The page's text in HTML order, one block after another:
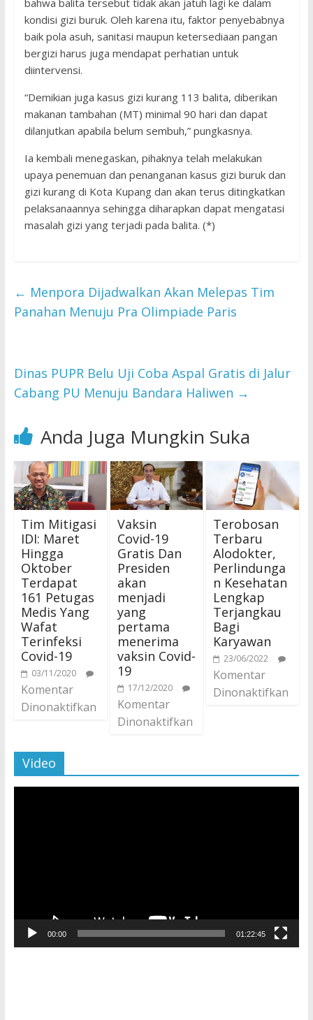
bahwa balita tersebut tidak akan jatuh lagi ke dalam
kondisi gizi buruk. Oleh karena itu, faktor penyebabnya
baik pola asuh, sanitasi maupun ketersediaan pangan
bergizi harus juga mendapat perhatian untuk
diintervensi.
“Demikian juga kasus gizi kurang 113 balita, diberikan
makanan tambahan (MT) minimal 90 hari dan dapat
dilanjutkan apabila belum sembuh,” pungkasnya.
Ia kembali menegaskan, pihaknya telah melakukan
upaya penemuan dan penanganan kasus gizi buruk dan
gizi kurang di Kota Kupang dan akan terus ditingkatkan
pelaksanaannya sehingga diharapkan dapat mengatasi
masalah gizi yang terjadi pada balita. (*)
← Menpora Dijadwalkan Akan Melepas Tim
Panahan Menuju Pra Olimpiade Paris
Dinas PUPR Belu Uji Coba Aspal Gratis di Jalur
Cabang PU Menuju Bandara Haliwen →
Anda Juga Mungkin Suka
Tim Mitigasi
IDI: Maret
Hingga
Oktober
Terdapat
161 Petugas
Medis Yang
Wafat
Terinfeksi
Covid-19
03/11/2020
Komentar
Dinonaktifkan
Vaksin
Covid-19
Gratis Dan
Presiden
akan
menjadi
yang
pertama
menerima
vaksin Covid-
19
17/12/2020
Komentar
Dinonaktifkan
Terobosan
Terbaru
Alodokter,
Perlindunga
n Kesehatan
Lengkap
Terjangkau
Bagi
Karyawan
23/06/2022
Komentar
Dinonaktifkan
Video
00:00 01:22:45